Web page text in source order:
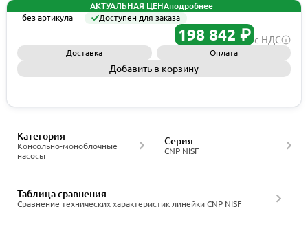
АКТУАЛЬНАЯ ЦЕНАподробнее
без артикула
Доступен для заказа
198 842 ₽ с НДС
Доставка Оплата
Добавить в корзину
Консольно-моноблочные
насосы
Категория
CNP NISF
Серия
Сравнение технических характеристик линейки CNP NISF
Таблица сравнения